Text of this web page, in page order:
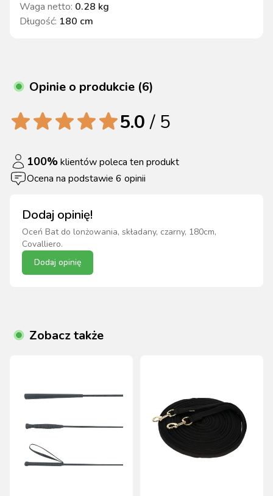
Waga netto: 0.28 kg
Długość: 180 cm
Opinie o produkcie (6)
Dodaj opinię!
Oceń Bat do lonżowania, składany, czarny, 180cm,
Covalliero.
Dodaj opinię
5.0/ 5
100%klientów poleca ten produkt
Ocena na podstawie 6 opinii
Zobacz także